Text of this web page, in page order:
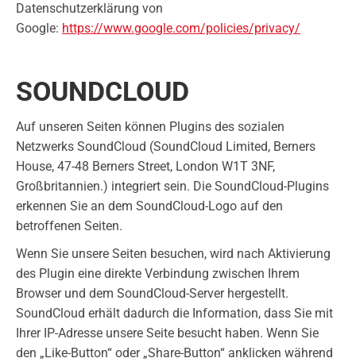
Datenschutzerklärung von
Google: https://www.google.com/policies/privacy/
SOUNDCLOUD
Auf unseren Seiten können Plugins des sozialen
Netzwerks SoundCloud (SoundCloud Limited, Berners
House, 47-48 Berners Street, London W1T 3NF,
Großbritannien.) integriert sein. Die SoundCloud-Plugins
erkennen Sie an dem SoundCloud-Logo auf den
betroffenen Seiten.
Wenn Sie unsere Seiten besuchen, wird nach Aktivierung
des Plugin eine direkte Verbindung zwischen Ihrem
Browser und dem SoundCloud-Server hergestellt.
SoundCloud erhält dadurch die Information, dass Sie mit
Ihrer IP-Adresse unsere Seite besucht haben. Wenn Sie
den „Like-Button“ oder „Share-Button“ anklicken während